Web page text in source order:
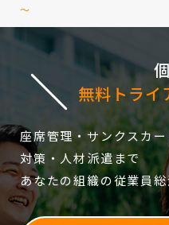
～
無料トライ
座席管理・サンクスカ
対策・人材派遣まで
あなたの組織の従業員総